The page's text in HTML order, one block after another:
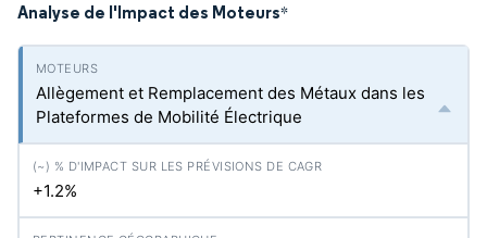
Analyse de l'Impact des Moteurs*
Allègement et Remplacement des Métaux dans les
Plateformes de Mobilité Électrique
+1.2%